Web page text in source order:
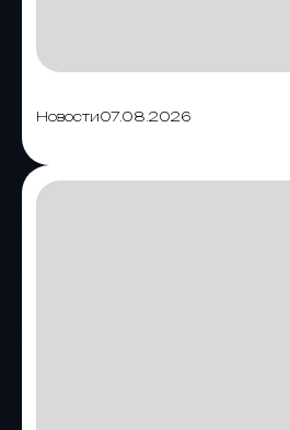
Новости07.08.2026